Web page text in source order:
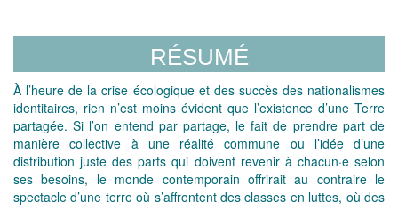
RÉSUMÉ
À l’heure de la crise écologique et des succès des nationalismes
identitaires, rien n’est moins évident que l’existence d’une Terre
partagée. Si l’on entend par partage, le fait de prendre part de
manière collective à une réalité commune ou l’idée d’une
distribution juste des parts qui doivent revenir à chacun·e selon
ses besoins, le monde contemporain offrirait au contraire le
spectacle d’une terre où s’affrontent des classes en luttes, où des